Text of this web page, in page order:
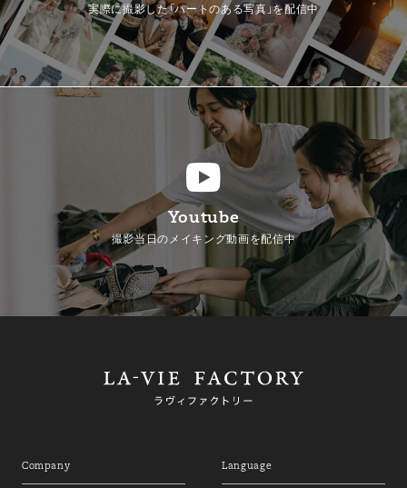
実際に撮影した「ハートのある写真」を配信中
Youtube
撮影当日のメイキング動画を配信中
Company Language